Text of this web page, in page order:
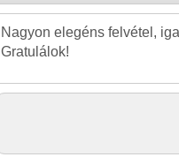
Nagyon elegéns felvétel,
Gratulálok!